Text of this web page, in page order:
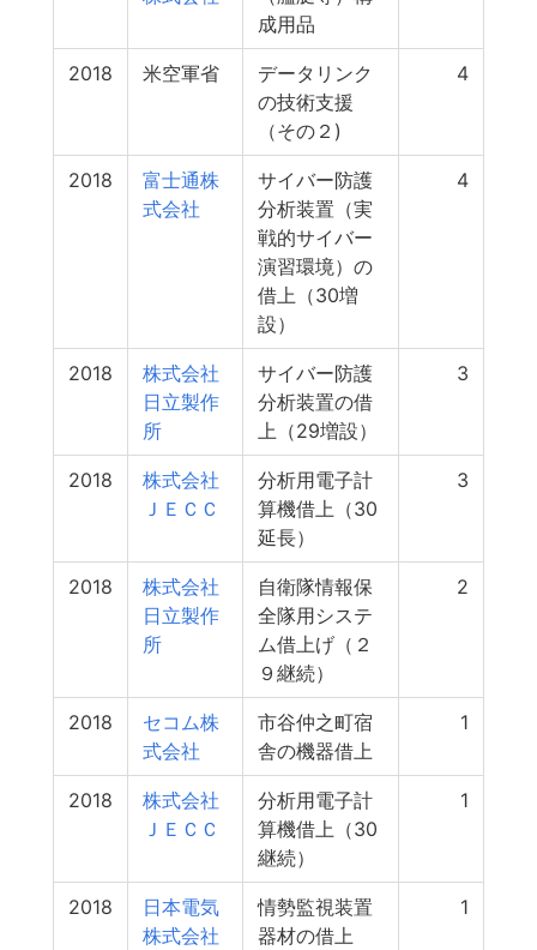
成用品
2018 米空軍省
データリンク
の技術支援
（その２)
4
2018
富士通株
式会社
サイバー防護
分析装置（実
戦的サイバー
演習環境）の
借上（30増
設）
4
2018
株式会社
日立製作
所
サイバー防護
分析装置の借
上（29増設）
3
2018
株式会社
ＪＥＣＣ
分析用電子計
算機借上（30
延長）
3
2018
株式会社
日立製作
所
自衛隊情報保
全隊用システ
ム借上げ（２
９継続）
2
2018
セコム株
式会社
市谷仲之町宿
舎の機器借上
1
2018
株式会社
ＪＥＣＣ
分析用電子計
算機借上（30
継続）
1
2018
日本電気
株式会社
情勢監視装置
器材の借上
1